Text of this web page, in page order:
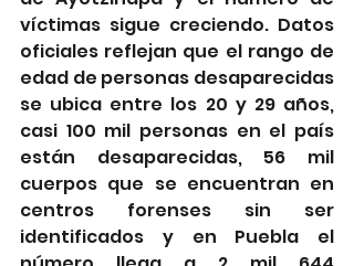
víctimas sigue creciendo. Datos
oficiales reflejan que el rango de
edad de personas desaparecidas
se ubica entre los 20 y 29 años,
casi 100 mil personas en el país
están desaparecidas, 56 mil
cuerpos que se encuentran en
centros forenses sin ser
identificados y en Puebla el